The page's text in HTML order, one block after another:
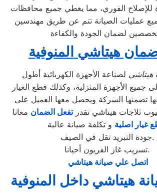
للإصلاح الفوري، مما يغطي جميع محافظات
عمليات الصيانة تتم عن طريق مهندسين
لضمان الجودة والكفاءة
هيتاشي المنوفية
هيتاشي لصناعة الأجهزة الكهربائية أطول
جميع الأجهزة المنزلية، وكذلك قطع الغيار
تضمنها الشركة ويحصل معها العميل على
ثلاجات هيتاشي تقدرتفعل الضمان معانا
غيار اصلية
جودة التبريد تقل في الصيف.
تسريب غاز الفريون أحيانا.
اتصل علي صيانة هيتاشي
هيتاشي داخل المنوفية